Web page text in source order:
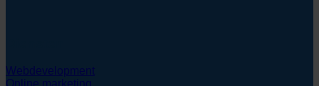
Webdevelopment